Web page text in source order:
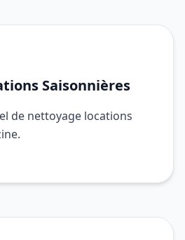
Saisonnières
de nettoyage locations